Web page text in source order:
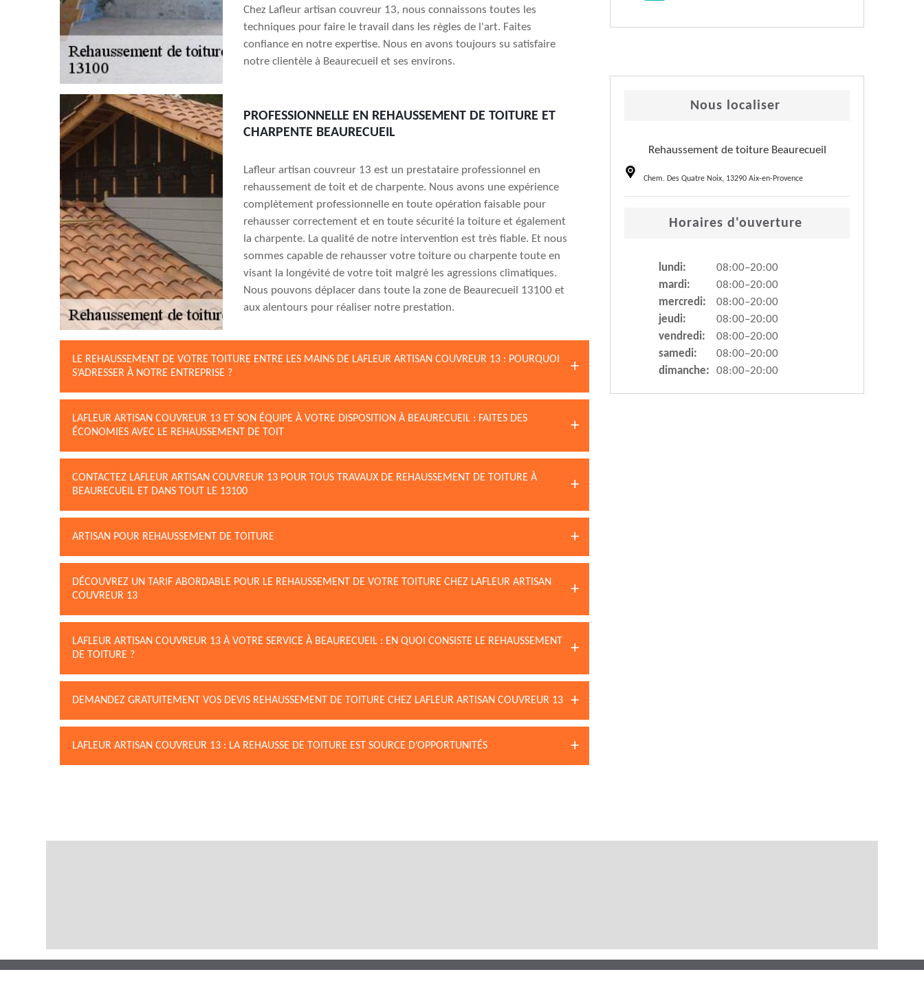
Chez Lafleur artisan couvreur 13, nous connaissons toutes les
techniques pour faire le travail dans les règles de l'art. Faites
confiance en notre expertise. Nous en avons toujours su satisfaire
notre clientèle à Beaurecueil et ses environs.
PROFESSIONNELLE EN REHAUSSEMENT DE TOITURE ET
CHARPENTE BEAURECUEIL
Lafleur artisan couvreur 13 est un prestataire professionnel en
rehaussement de toit et de charpente. Nous avons une expérience
complètement professionnelle en toute opération faisable pour
rehausser correctement et en toute sécurité la toiture et également
la charpente. La qualité de notre intervention est très fiable. Et nous
sommes capable de rehausser votre toiture ou charpente toute en
visant la longévité de votre toit malgré les agressions climatiques.
Nous pouvons déplacer dans toute la zone de Beaurecueil 13100 et
aux alentours pour réaliser notre prestation.
LE REHAUSSEMENT DE VOTRE TOITURE ENTRE LES MAINS DE LAFLEUR ARTISAN COUVREUR 13 : POURQUOI
S’ADRESSER À NOTRE ENTREPRISE ?
LAFLEUR ARTISAN COUVREUR 13 ET SON ÉQUIPE À VOTRE DISPOSITION À BEAURECUEIL : FAITES DES
ÉCONOMIES AVEC LE REHAUSSEMENT DE TOIT
CONTACTEZ LAFLEUR ARTISAN COUVREUR 13 POUR TOUS TRAVAUX DE REHAUSSEMENT DE TOITURE À
BEAURECUEIL ET DANS TOUT LE 13100
ARTISAN POUR REHAUSSEMENT DE TOITURE
DÉCOUVREZ UN TARIF ABORDABLE POUR LE REHAUSSEMENT DE VOTRE TOITURE CHEZ LAFLEUR ARTISAN
COUVREUR 13
LAFLEUR ARTISAN COUVREUR 13 À VOTRE SERVICE À BEAURECUEIL : EN QUOI CONSISTE LE REHAUSSEMENT
DE TOITURE ?
DEMANDEZ GRATUITEMENT VOS DEVIS REHAUSSEMENT DE TOITURE CHEZ LAFLEUR ARTISAN COUVREUR 13
LAFLEUR ARTISAN COUVREUR 13 : LA REHAUSSE DE TOITURE EST SOURCE D’OPPORTUNITÉS
Nous localiser
Rehaussement de toiture Beaurecueil
Chem. Des Quatre Noix, 13290 Aix-en-Provence
Horaires d'ouverture
lundi:
08:00–20:00
mardi:
08:00–20:00
mercredi:
08:00–20:00
jeudi:
08:00–20:00
vendredi:
08:00–20:00
samedi:
08:00–20:00
dimanche:
08:00–20:00